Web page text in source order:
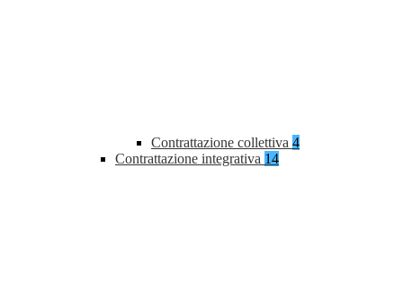
Contrattazione collettiva 4
Contrattazione integrativa 14